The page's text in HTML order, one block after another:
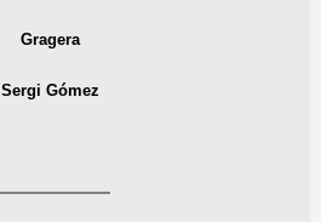
Gragera
Sergi Gómez